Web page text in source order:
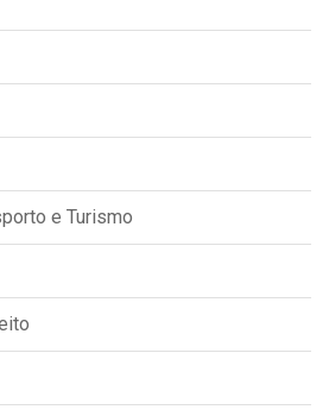
e Turismo